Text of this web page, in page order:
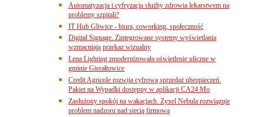
Automatyzacja i cyfryzacja służby zdrowia lekarstwem na
problemy szpitali?
IT Hub Gliwice - biura, coworking, społeczność
Digital Signage. Zintegrowane systemy wyświetlania
wzmacniają przekaz wizualny
Lena Lighting zmodernizowała oświetlenie uliczne w
gminie Gierałtowice
Credit Agricole rozwija cyfrową sprzedaż ubezpieczeń.
Pakiet na Wypadki dostępny w aplikacji CA24 Mo
Zasłużony spokój na wakacjach. Zyxel Nebula rozwiązuje
problem nadzoru nad siecią firmową